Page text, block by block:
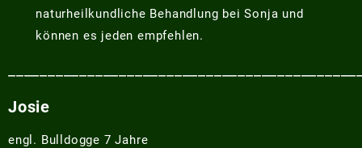
naturheilkundliche Behandlung bei Sonja und
können es jeden empfehlen.
Josie
engl. Bulldogge 7 Jahre